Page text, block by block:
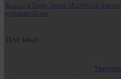
Колесо к Тачке Литое SR2400-20 d
ступицы 90 мм
Под заказ